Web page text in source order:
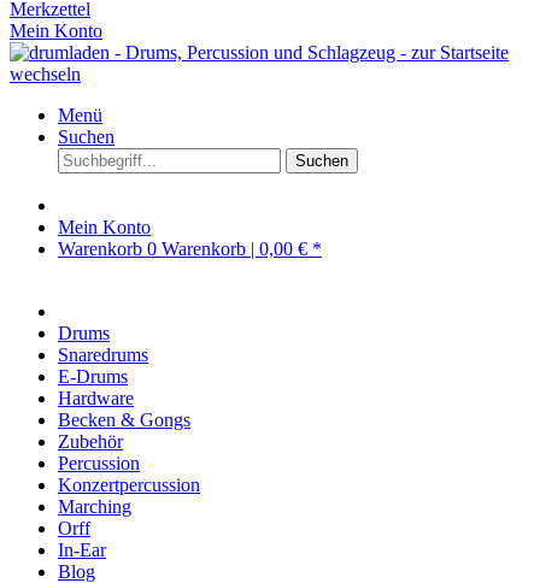
Merkzettel
Mein Konto
Menü
Suchen
Suchen
Mein Konto
Warenkorb 0 Warenkorb | 0,00 € *
Drums
Snaredrums
E-Drums
Hardware
Becken & Gongs
Zubehör
Percussion
Konzertpercussion
Marching
Orff
In-Ear
Blog